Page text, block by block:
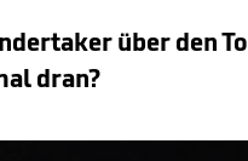
über den
dran?